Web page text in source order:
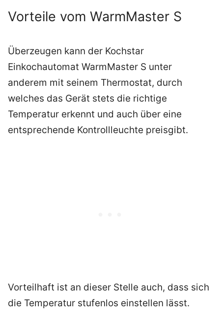
Vorteile vom WarmMaster S
Überzeugen kann der Kochstar
Einkochautomat WarmMaster S unter
anderem mit seinem Thermostat, durch
welches das Gerät stets die richtige
Temperatur erkennt und auch über eine
entsprechende Kontrollleuchte preisgibt.
Vorteilhaft ist an dieser Stelle auch, dass sich
die Temperatur stufenlos einstellen lässt.